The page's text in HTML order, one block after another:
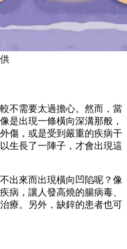
不需要太過擔心。然而，當
是出現一條橫向深溝那般，
傷，或是受到嚴重的疾病干
生長了一陣子，才會出現這
出來而出現橫向凹陷呢？像
病，讓人發高燒的腸病毒、
療。另外，缺鋅的患者也可